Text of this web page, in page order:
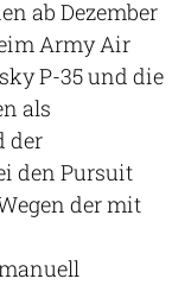
ab Dezember
Army Air
P-35 und die
als
der
den Pursuit
Wegen der mit